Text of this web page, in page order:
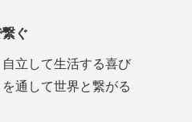
ぐ
立して生活する喜び
通して世界と繋がる